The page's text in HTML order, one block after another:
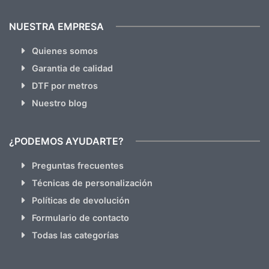
NUESTRA EMPRESA
Quienes somos
Garantia de calidad
DTF por metros
Nuestro blog
¿PODEMOS AYUDARTE?
Preguntas frecuentes
Técnicas de personalización
Políticas de devolución
Formulario de contacto
Todas las categorías